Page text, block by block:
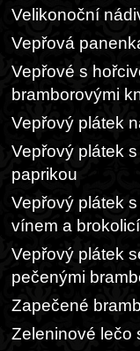
Velikonoční
Vepřová
Vepřové s
bramborovými
Vepřový plátek
Vepřový plátek
paprikou
Vepřový plátek
vínem a brokolicí
Vepřový plátek
pečenými
Zapečené
Zeleninové lečo